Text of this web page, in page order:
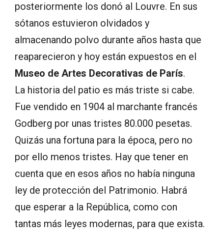
posteriormente los donó al Louvre. En sus
sótanos estuvieron olvidados y
almacenando polvo durante años hasta que
reaparecieron y hoy están expuestos en el
Museo de Artes Decorativas de París.
La historia del patio es más triste si cabe.
Fue vendido en 1904 al marchante francés
Godberg por unas tristes 80.000 pesetas.
Quizás una fortuna para la época, pero no
por ello menos tristes. Hay que tener en
cuenta que en esos años no había ninguna
ley de protección del Patrimonio. Habrá
que esperar a la República, como con
tantas más leyes modernas, para que exista.